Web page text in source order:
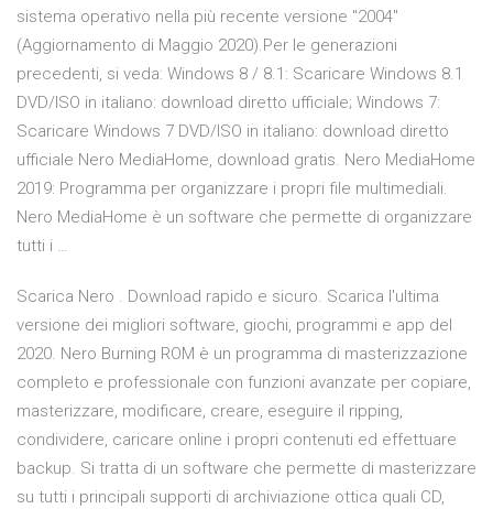
sistema operativo nella più recente versione "2004"
(Aggiornamento di Maggio 2020).Per le generazioni
precedenti, si veda: Windows 8 / 8.1: Scaricare Windows 8.1
DVD/ISO in italiano: download diretto ufficiale; Windows 7:
Scaricare Windows 7 DVD/ISO in italiano: download diretto
ufficiale Nero MediaHome, download gratis. Nero MediaHome
2019: Programma per organizzare i propri file multimediali.
Nero MediaHome è un software che permette di organizzare
tutti i …
Scarica Nero . Download rapido e sicuro. Scarica l'ultima
versione dei migliori software, giochi, programmi e app del
2020. Nero Burning ROM è un programma di masterizzazione
completo e professionale con funzioni avanzate per copiare,
masterizzare, modificare, creare, eseguire il ripping,
condividere, caricare online i propri contenuti ed effettuare
backup. Si tratta di un software che permette di masterizzare
su tutti i principali supporti di archiviazione ottica quali CD,